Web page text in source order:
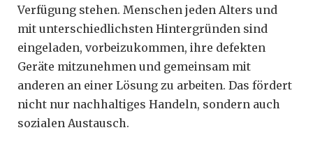
Verfügung stehen. Menschen jeden Alters und
mit unterschiedlichsten Hintergründen sind
eingeladen, vorbeizukommen, ihre defekten
Geräte mitzunehmen und gemeinsam mit
anderen an einer Lösung zu arbeiten. Das fördert
nicht nur nachhaltiges Handeln, sondern auch
sozialen Austausch.